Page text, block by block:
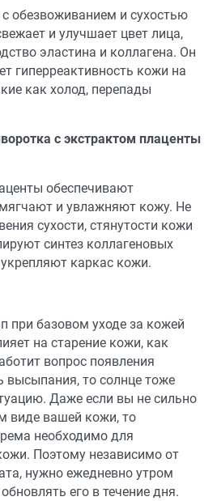
обезвоживанием и сухостью
и улучшает цвет лица,
эластина и коллагена. Он
гиперреактивность кожи на
как холод, перепады
с экстрактом плаценты
обеспечивают
и увлажняют кожу. Не
сухости, стянутости кожи
синтез коллагеновых
каркас кожи.
при базовом уходе за кожей
на старение кожи, как
вопрос появления
высыпания, то солнце тоже
Даже если вы не сильно
виде вашей кожи, то
необходимо для
Поэтому независимо от
нужно ежедневно утром
его в течение дня.